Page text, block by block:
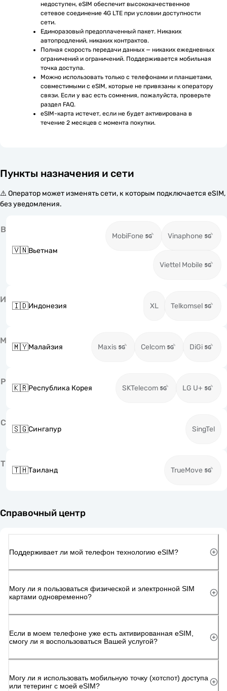
недоступен, eSIM обеспечит высококачественное
сетевое соединение 4G LTE при условии доступности
сети.
Единоразовый предоплаченный пакет. Никаких
автопродлений, никаких контрактов.
Полная скорость передачи данных — никаких ежедневных
ограничений и ограничений. Поддерживается мобильная
точка доступа.
Можно использовать только с телефонами и планшетами,
совместимыми с eSIM, которые не привязаны к оператору
связи. Если у вас есть сомнения, пожалуйста, проверьте
раздел FAQ.
eSIM-карта истечет, если не будет активирована в
течение 2 месяцев с момента покупки.
Пункты назначения и сети
⚠️ Оператор может изменять сети, к которым подключается eSIM,
без уведомления.
В
🇻🇳Вьетнам
MobiFone Vinaphone
Viettel Mobile
И
🇮🇩Индонезия XL Telkomsel
М
🇲🇾Малайзия Maxis Celcom DiGi
Р
🇰🇷Республика Корея SKTelecom LG U+
С
🇸🇬Сингапур SingTel
Т
🇹🇭Таиланд TrueMove
Справочный центр
Поддерживает ли мой телефон технологию eSIM?
Могу ли я пользоваться физической и электронной SIM
картами одновременно?
Если в моем телефоне уже есть активированная eSIM,
смогу ли я воспользоваться Вашей услугой?
Могу ли я использовать мобильную точку (хотспот) доступа
или тетеринг с моей eSIM?